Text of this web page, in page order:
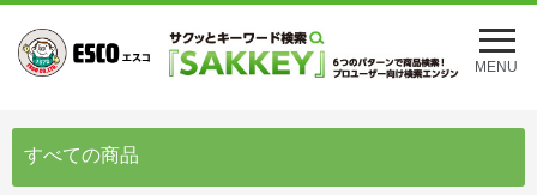
メ
ニ
ュ
を
MENU
すべての商品